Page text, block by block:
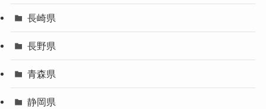
長崎県
長野県
青森県
静岡県